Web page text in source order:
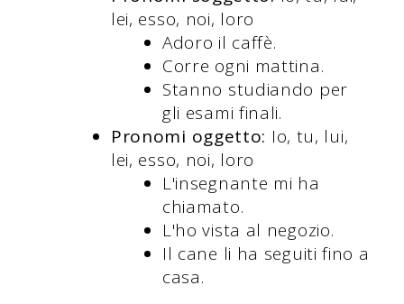
lei, esso, noi, loro
Adoro il caffè.
Corre ogni mattina.
Stanno studiando per
gli esami finali.
Pronomi oggetto: Io, tu, lui,
lei, esso, noi, loro
L'insegnante mi ha
chiamato.
L'ho vista al negozio.
Il cane li ha seguiti fino a
casa.